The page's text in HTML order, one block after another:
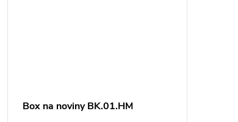
Box na noviny BK.01.HM